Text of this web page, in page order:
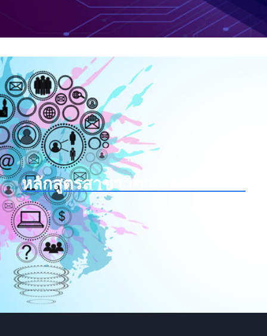
หลักสูตรสาขาวิชา คอมพิวเตอร์